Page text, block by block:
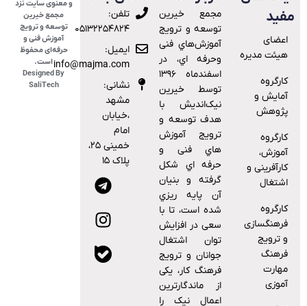
اعضای
هیئت مدیره
کارگروه
آمایش و
پژوهش
کارگروه
آموزش،
کارآفرینی و
اشتغال
کارگروه
فرهنگسازی
و ترویج
فرهنگ
مهارت
آموزی
ﻣﺠﻤﻊ ﺧﯿﺮﯾﻦ
ﺗﻮﺳﻌﻪ و ﺗﺮوﯾﺞ
آﻣﻮزش‌ﻫﺎي ﻓﻨﯽ
وﺣﺮﻓﻪ اي، در
اﺳﻔﻨﺪﻣﺎه ۱۳۹۶
توسط خیرین
نیک‌اندیش با
هدف ﺗﻮﺳﻌﻪ و
ﺗﺮوﯾﺞ آﻣﻮزش
ﻫﺎي ﻓﻨﯽ و
ﺣﺮﻓﻪ اي ﺷﮑﻞ
ﮔﺮﻓﺘﻪ و ﺑﻨﯿﺎن
آن ﭘﺎﯾﻪ رﯾﺰي
ﺷﺪه اﺳﺖ، ﺗﺎ ﺑﺎ
ﺳﻌﯽ در اﻓﺰاﯾﺶ
ﺗﻮان اﺷﺘﻐﺎل
ﺟﻮاﻧﺎن و ﺗﺮوﯾﺞ
ﻓﺮﻫﻨﮓ ﮐﺎر، ﯾﮑﯽ
از ﻣﺎﻧﺪﮔﺎرﺗﺮﯾﻦ
اﻋﻤﺎل ﻧﯿﮏ را
تلفن:
۰۵۱۳۲۲۵۴۸۲۴
ایمیل:
info@majma.com
نشانی:
مشهد
،خیابان
خمینی ۲۵،
پلاک ۱۵
و معنوی سایت نزد
مجمع خیرین
توسعه و ترویج
آموزش فنی و
حرفه‌ای محفوظ
است.
Designed By
SaliTech